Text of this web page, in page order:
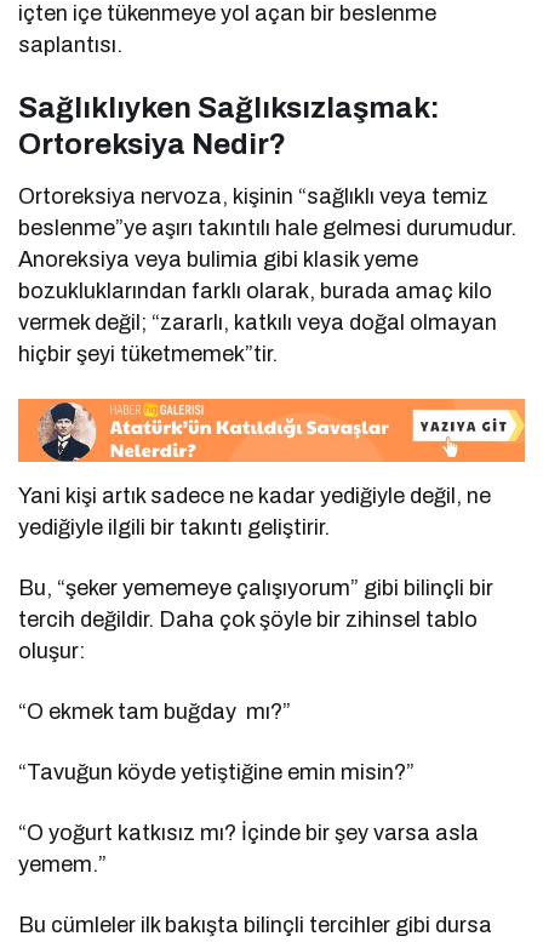
içten içe tükenmeye yol açan bir beslenme
saplantısı.
Sağlıklıyken Sağlıksızlaşmak:
Ortoreksiya Nedir?
Ortoreksiya nervoza, kişinin “sağlıklı veya temiz
beslenme”ye aşırı takıntılı hale gelmesi durumudur.
Anoreksiya veya bulimia gibi klasik yeme
bozukluklarından farklı olarak, burada amaç kilo
vermek değil; “zararlı, katkılı veya doğal olmayan
hiçbir şeyi tüketmemek”tir.
Yani kişi artık sadece ne kadar yediğiyle değil, ne
yediğiyle ilgili bir takıntı geliştirir.
Bu, “şeker yememeye çalışıyorum” gibi bilinçli bir
tercih değildir. Daha çok şöyle bir zihinsel tablo
oluşur:
“O ekmek tam buğday mı?”
“Tavuğun köyde yetiştiğine emin misin?”
“O yoğurt katkısız mı? İçinde bir şey varsa asla
yemem.”
Bu cümleler ilk bakışta bilinçli tercihler gibi dursa